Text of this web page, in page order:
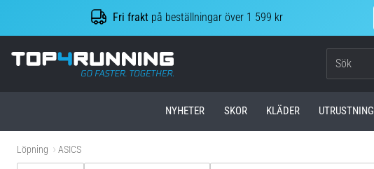
Fri frakt på beställningar över 1 599 kr
Top4Running.se
NYHETER SKOR KLÄDER UTRUSTNING
Löpning ASICS